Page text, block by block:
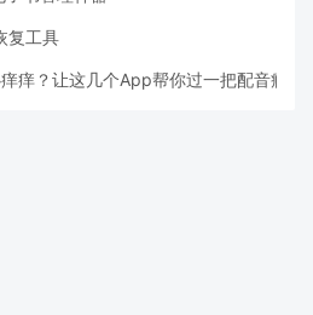
复工具
痒？让这几个App帮你过一把配音瘾